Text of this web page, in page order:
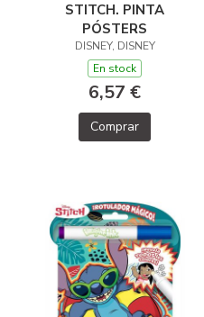
STITCH. PINTA
PÓSTERS
DISNEY, DISNEY
En stock
6,57 €
Comprar